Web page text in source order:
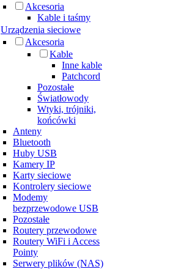
Akcesoria
Kable i taśmy
Urządzenia sieciowe
Akcesoria
Kable
Inne kable
Patchcord
Pozostałe
Światłowody
Wtyki, trójniki,
końcówki
Anteny
Bluetooth
Huby USB
Kamery IP
Karty sieciowe
Kontrolery sieciowe
Modemy
bezprzewodowe USB
Pozostałe
Routery przewodowe
Routery WiFi i Access
Pointy
Serwery plików (NAS)